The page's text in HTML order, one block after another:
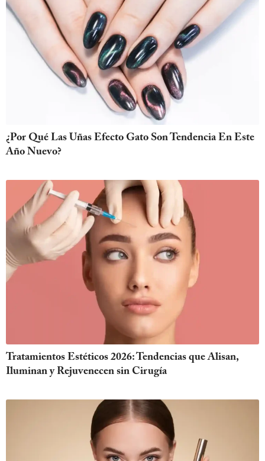
¿Por Qué Las Uñas Efecto Gato Son Tendencia En Este
Año Nuevo?
Tratamientos Estéticos 2026: Tendencias que Alisan,
Iluminan y Rejuvenecen sin Cirugía